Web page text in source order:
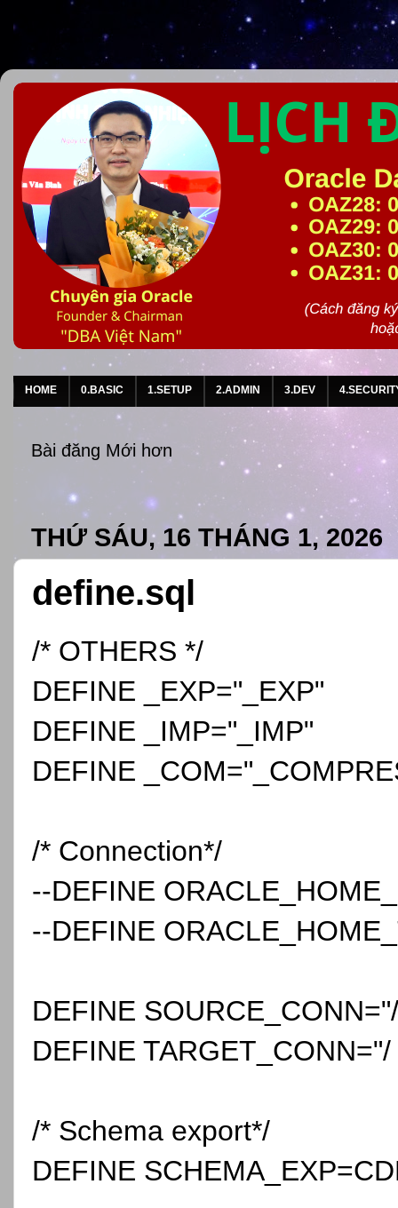
HOME 0.BASIC 1.SETUP 2.ADMIN 3.DEV
Bài đăng Mới hơn
THỨ SÁU, 16 THÁNG 1, 2026
define.sql
/* OTHERS */
DEFINE _EXP="_EXP"
DEFINE _IMP="_IMP"
DEFINE
/* Connection*/
--DEFINE
--DEFINE
DEFINE
DEFINE
/* Schema export*/
DEFINE